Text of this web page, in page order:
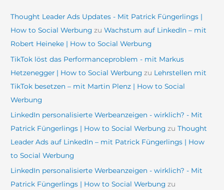
Thought Leader Ads Updates - Mit Patrick Füngerlings |
How to Social Werbung zuWachstum auf LinkedIn – mit
Robert Heineke | How to Social Werbung
TikTok löst das Performanceproblem - mit Markus
Hetzenegger | How to Social Werbung zu Lehrstellen mit
TikTok besetzen – mit Martin Plenz | How to Social
Werbung
LinkedIn personalisierte Werbeanzeigen - wirklich? - Mit
Patrick Füngerlings | How to Social Werbung zuThought
Leader Ads auf LinkedIn – mit Patrick Füngerlings | How
to Social Werbung
LinkedIn personalisierte Werbeanzeigen - wirklich? - Mit
Patrick Füngerlings | How to Social Werbung zu